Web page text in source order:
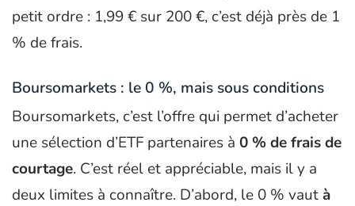
petit ordre : 1,99 € sur 200 €, c’est déjà près de 1
% de frais.
Boursomarkets : le 0 %, mais sous conditions
Boursomarkets, c’est l’offre qui permet d’acheter
une sélection d’ETF partenaires à 0 % de frais de
courtage. C’est réel et appréciable, mais il y a
deux limites à connaître. D’abord, le 0 % vautà